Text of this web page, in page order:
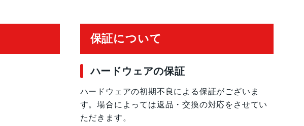
保証について
ハードウェアの保証
ハードウェアの初期不良による保証がございま
す。場合によっては返品・交換の対応をさせてい
ただきます。